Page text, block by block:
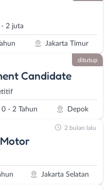
- 2 juta
Jakarta Timur
Candidate
0 - 2 Tahun Depok
ditutup
Jakarta Selatan
2 bulan lalu